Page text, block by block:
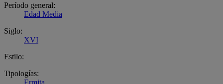
Período general:
Edad Media
Siglo:
XVI
Estilo:
Tipologías:
Ermita